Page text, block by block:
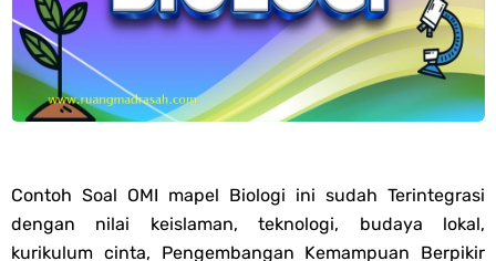
Akhlak PPG 2025
Jawaban Tugas Mandiri Dan Tugas Refleksi Modul Pedagogik Al-
Soal OMI Geografi Terintegrasi Jenjang MA
Soal OMI Ekonomi Terintegrasi Jenjang MA
Contoh Soal OMI mapel Biologi ini sudah Terintegrasi
dengan nilai keislaman, teknologi, budaya lokal,
kurikulum cinta, Pengembangan Kemampuan Berpikir